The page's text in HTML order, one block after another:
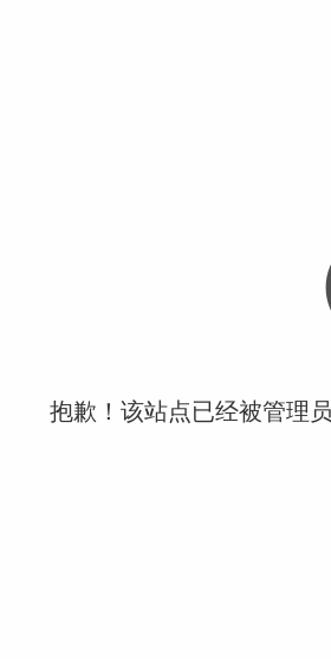
抱歉！该站点已经被管理